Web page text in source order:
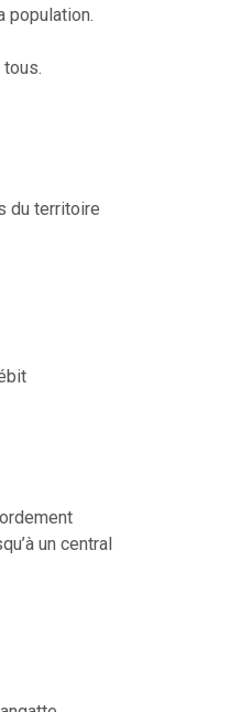
population.
du territoire
un central